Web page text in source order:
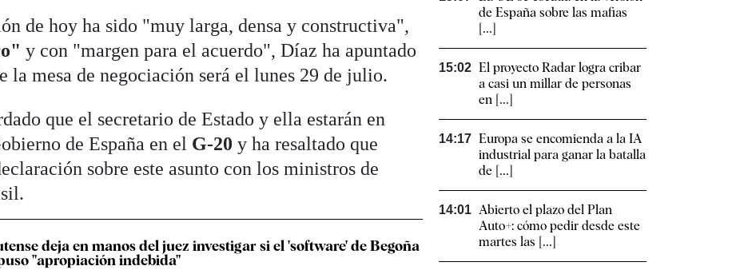
de hoy ha sido "muy larga, densa y constructiva",
y con "margen para el acuerdo", Díaz ha apuntado
la mesa de negociación será el lunes 29 de julio.
que el secretario de Estado y ella estarán en
de España en el G-20 y ha resaltado que
sobre este asunto con los ministros de
deja en manos del juez investigar si el 'software' de Begoña
"apropiación indebida"
de España sobre las mafias
[...]
15:02 El proyecto Radar logra cribar
a casi un millar de personas
en [...]
14:17 Europa se encomienda a la IA
industrial para ganar la batalla
de [...]
14:01 Abierto el plazo del Plan
Auto+: cómo pedir desde este
martes las [...]